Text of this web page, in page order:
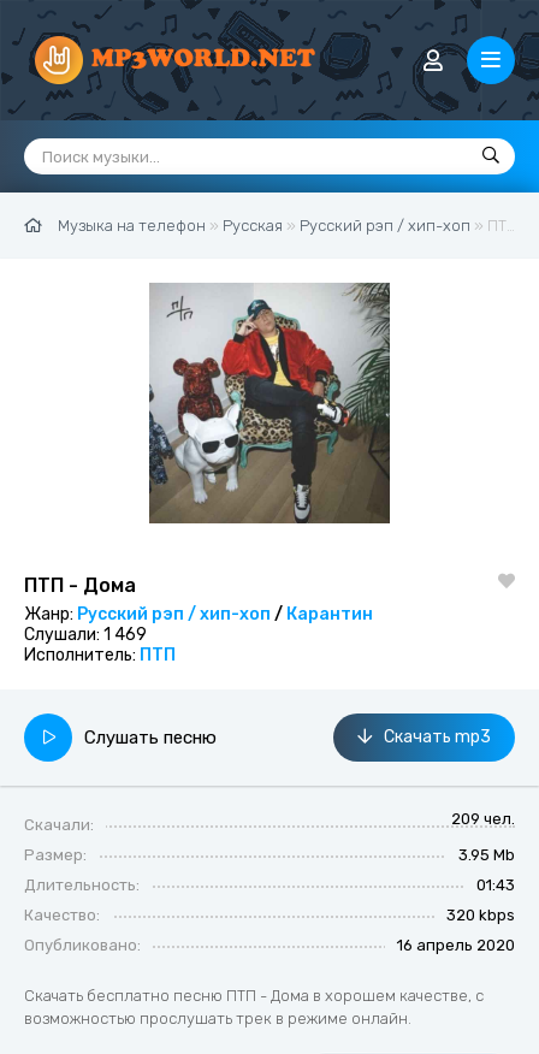
Музыка на телефон » Русская » Русский рэп / хип-хоп » ПТП - Дома
ПТП - Дома
Жанр: Русский рэп / хип-хоп / Карантин
Слушали: 1 469
Исполнитель: ПТП
Слушать песню Скачать mp3
Скачали:
209 чел.
Размер:
3.95 Mb
Длительность:
01:43
Качество:
320 kbps
Опубликовано:
16 апрель 2020
Скачать бесплатно песню ПТП - Дома в хорошем качестве, с
возможностью прослушать трек в режиме онлайн.